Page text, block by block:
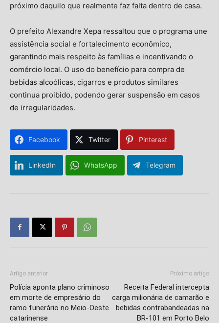
próximo daquilo que realmente faz falta dentro de casa.
O prefeito Alexandre Xepa ressaltou que o programa une
assistência social e fortalecimento econômico,
garantindo mais respeito às famílias e incentivando o
comércio local. O uso do benefício para compra de
bebidas alcoólicas, cigarros e produtos similares
continua proibido, podendo gerar suspensão em casos
de irregularidades.
Facebook Twitter Pinterest
LinkedIn WhatsApp Telegram
Artigo anterior
Polícia aponta plano criminoso
em morte de empresário do
ramo funerário no Meio-Oeste
catarinense
Próximo artigo
Receita Federal intercepta
carga milionária de camarão e
bebidas contrabandeadas na
BR-101 em Porto Belo